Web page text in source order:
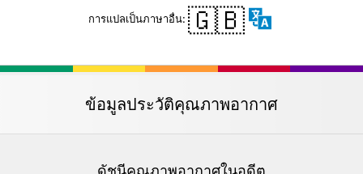
การแปลเป็นภาษาอื่น: 🇬🇧
ข้อมูลประวัติคุณภาพอากาศ